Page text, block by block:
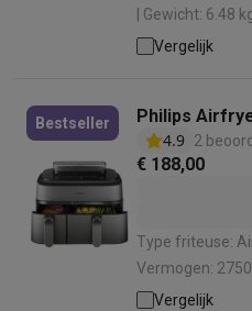
| Gewicht: 6.48
Display: Ja
Vergelijk
Bestseller
Philips
4.9 2
€ 188,00
Type friteuse:
Vermogen:
meer (XL) | Automatische programma's: Ja |
Vergelijk